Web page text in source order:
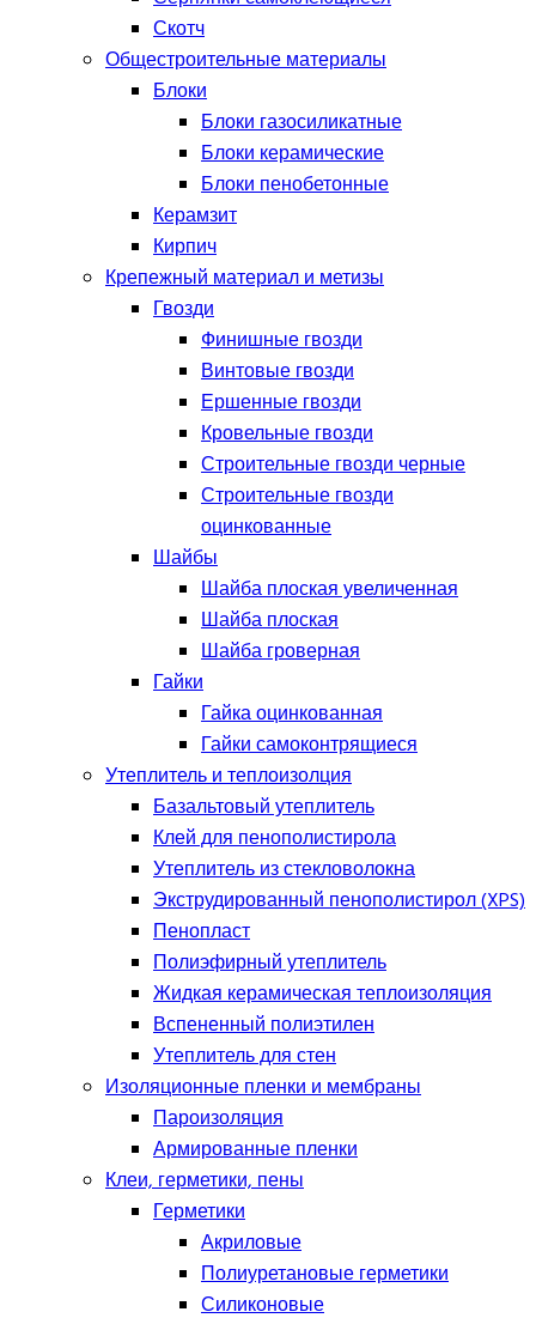
Скотч
Общестроительные материалы
Блоки
Блоки газосиликатные
Блоки керамические
Блоки пенобетонные
Керамзит
Кирпич
Крепежный материал и метизы
Гвозди
Финишные гвозди
Винтовые гвозди
Ершенные гвозди
Кровельные гвозди
Строительные гвозди черные
Строительные гвозди
оцинкованные
Шайбы
Шайба плоская увеличенная
Шайба плоская
Шайба гроверная
Гайки
Гайка оцинкованная
Гайки самоконтрящиеся
Утеплитель и теплоизолция
Базальтовый утеплитель
Клей для пенополистирола
Утеплитель из стекловолокна
Экструдированный пенополистирол (XPS)
Пенопласт
Полиэфирный утеплитель
Жидкая керамическая теплоизоляция
Вспененный полиэтилен
Утеплитель для стен
Изоляционные пленки и мембраны
Пароизоляция
Армированные пленки
Клеи, герметики, пены
Герметики
Акриловые
Полиуретановые герметики
Силиконовые